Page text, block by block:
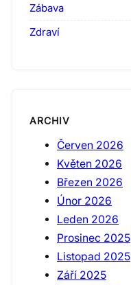
Zábava
Zdraví
ARCHIV
Červen 2026
Květen 2026
Březen 2026
Únor 2026
Leden 2026
Prosinec 2025
Listopad 2025
Září 2025